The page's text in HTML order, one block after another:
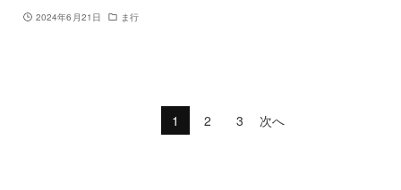
2024年6月21日 ま行
1 2 3 次へ